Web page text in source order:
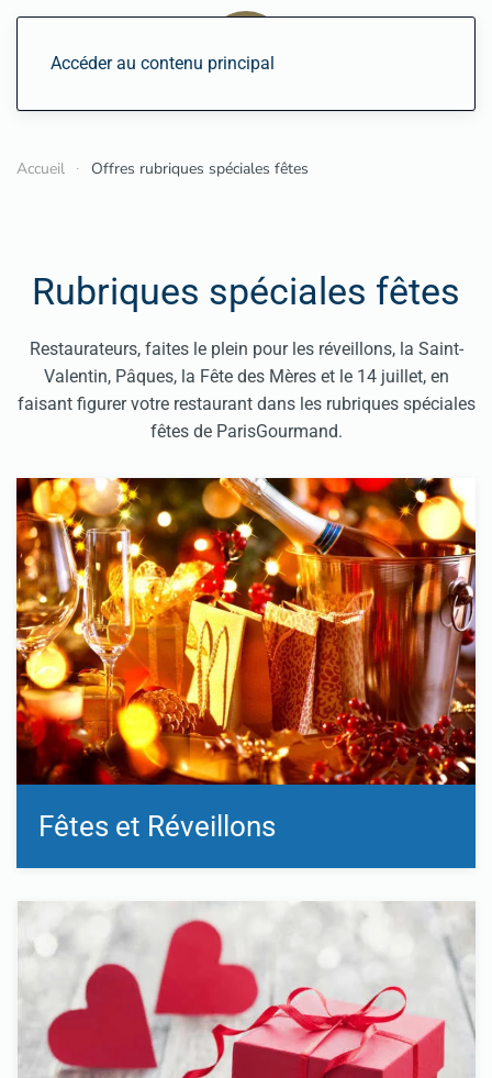
Accéder au contenu principal
Accueil Offres rubriques spéciales fêtes
Rubriques spéciales fêtes
Restaurateurs, faites le plein pour les réveillons, la Saint-
Valentin, Pâques, la Fête des Mères et le 14 juillet, en
faisant figurer votre restaurant dans les rubriques spéciales
fêtes de ParisGourmand.
Fêtes et Réveillons